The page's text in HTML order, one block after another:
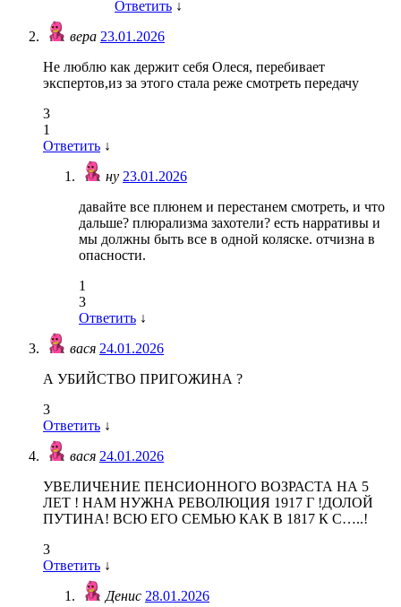
Ответить ↓
вера 23.01.2026
Не люблю как держит себя Олеся, перебивает
экспертов,из за этого стала реже смотреть передачу
3
1
Ответить ↓
ну 23.01.2026
давайте все плюнем и перестанем смотреть, и что
дальше? плюрализма захотели? есть нарративы и
мы должны быть все в одной коляске. отчизна в
опасности.
1
3
Ответить ↓
вася 24.01.2026
А УБИЙСТВО ПРИГОЖИНА ?
3
Ответить ↓
вася 24.01.2026
УВЕЛИЧЕНИЕ ПЕНСИОННОГО ВОЗРАСТА НА 5
ЛЕТ ! НАМ НУЖНА РЕВОЛЮЦИЯ 1917 Г !ДОЛОЙ
ПУТИНА! ВСЮ ЕГО СЕМЬЮ КАК В 1817 К С…..!
3
Ответить ↓
Денис 28.01.2026